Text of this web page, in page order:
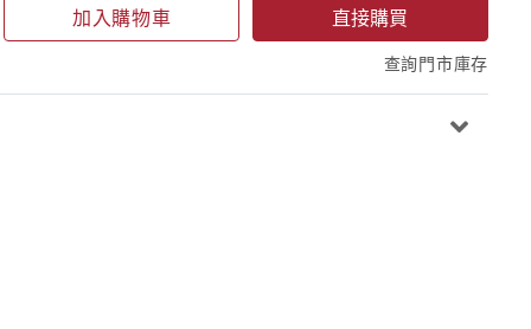
加入購物車 直接購買
查詢門市庫存